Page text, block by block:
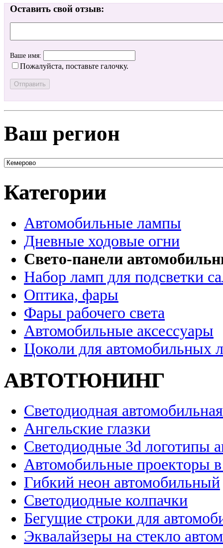
Оставить свой отзыв:
Ваше имя:
Пожалуйста, поставьте галочку.
Ваш регион
Категории
Автомобильные лампы
Дневные ходовые огни
Свето-панели
Набор ламп для подсветки
Оптика, фары
Фары рабочего света
Автомобильные аксессуары
Цоколи для автомобильных
АВТОТЮНИНГ
Светодиодная
Ангельские глазки
Светодиодные 3d логотипы
Автомобильные проекторы
Гибкий неон автомобильный
Светодиодные колпачки
Бегущие строки для
Эквалайзеры на стекло